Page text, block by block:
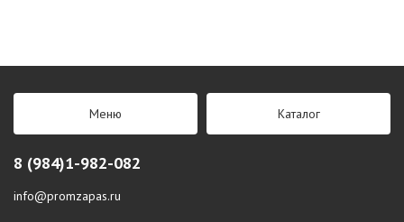
Меню Каталог
8 (984)1-982-082
info@promzapas.ru